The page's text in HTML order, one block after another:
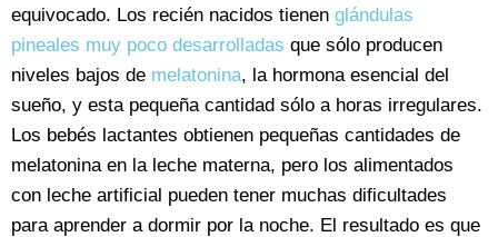
equivocado. Los recién nacidos tienen glándulas
pineales muy poco desarrolladas que sólo producen
niveles bajos de melatonina, la hormona esencial del
sueño, y esta pequeña cantidad sólo a horas irregulares.
Los bebés lactantes obtienen pequeñas cantidades de
melatonina en la leche materna, pero los alimentados
con leche artificial pueden tener muchas dificultades
para aprender a dormir por la noche. El resultado es que